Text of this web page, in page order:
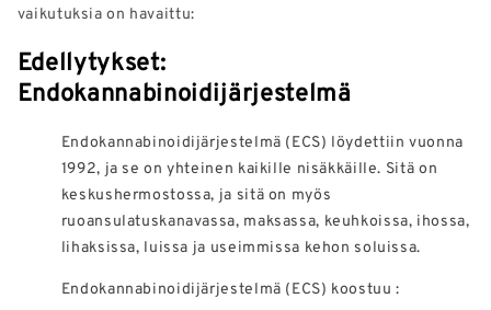
vaikutuksia on havaittu:
Edellytykset:
Endokannabinoidijärjestelmä
Endokannabinoidijärjestelmä (ECS) löydettiin vuonna
1992, ja se on yhteinen kaikille nisäkkäille. Sitä on
keskushermostossa, ja sitä on myös
ruoansulatuskanavassa, maksassa, keuhkoissa, ihossa,
lihaksissa, luissa ja useimmissa kehon soluissa.
Endokannabinoidijärjestelmä (ECS) koostuu :